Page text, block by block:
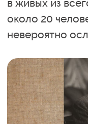
в живых из
около 20
невероятно